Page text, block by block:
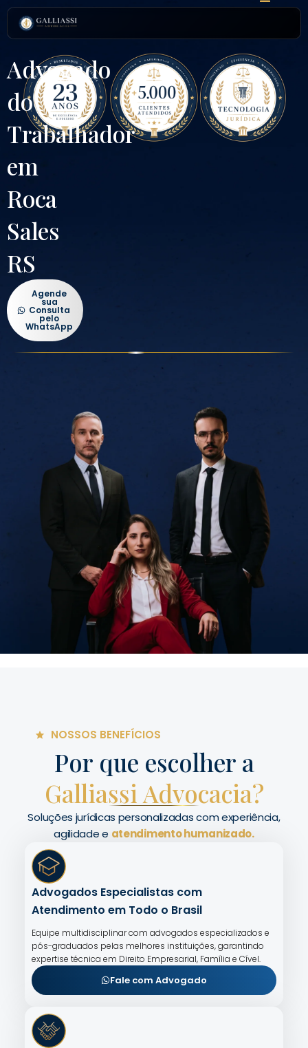
para
conteúdo
Advogado
do
Trabalhador
em
Roca
Sales
RS
Agende
sua
Consulta
pelo
WhatsApp
NOSSOS BENEFÍCIOS
Por que escolher a
Galliassi Advocacia?
Soluções jurídicas personalizadas com experiência,
agilidade e atendimento humanizado.
Advogados Especialistas com
Atendimento em Todo o Brasil
Equipe multidisciplinar com advogados especializados e
pós-graduados pelas melhores instituições, garantindo
expertise técnica em Direito Empresarial, Família e Cível.
Fale com Advogado